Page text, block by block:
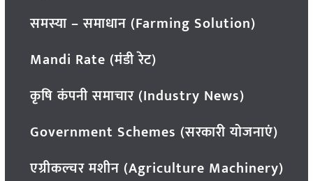
समस्या – समाधान (Farming Solution)
Mandi Rate (मंडी रेट)
कृषि कंपनी समाचार (Industry News)
Government Schemes (सरकारी योजनाएं)
एग्रीकल्चर मशीन (Agriculture Machinery)